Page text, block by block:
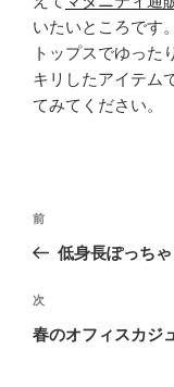
いたいところです。
トップスでゆった
キリしたアイテム
てみてください。
投
ビ
ゲ
過
去
投
稿
前
低身長ぽっち
次
の
次
春のオフィスカジ